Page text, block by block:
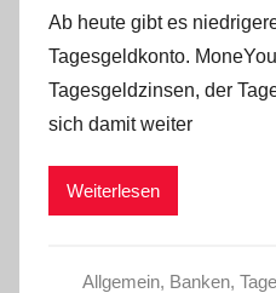
Ab heute gibt es
Tagesgeldkonto.
Tagesgeldzinsen, der
sich damit weiter
Weiterlesen
Allgemein, Banken,